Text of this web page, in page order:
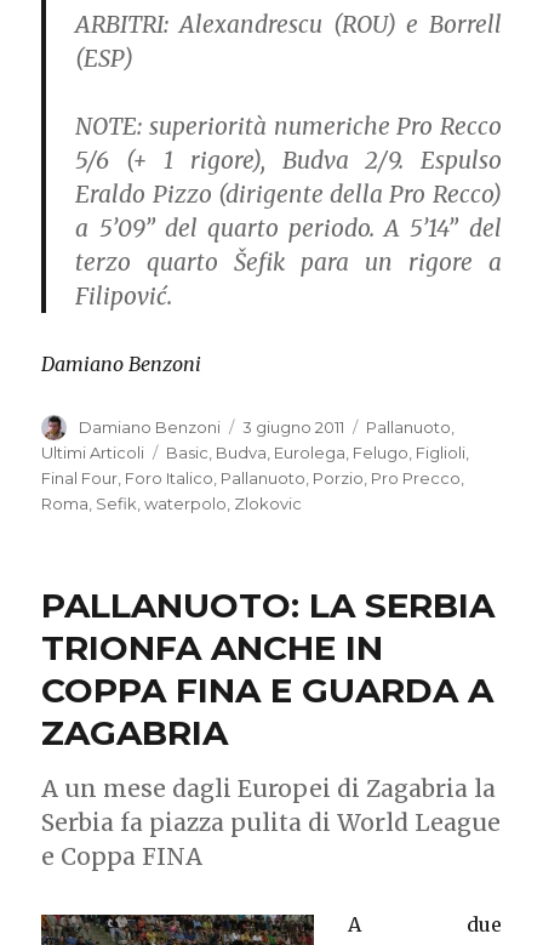
ARBITRI: Alexandrescu (ROU) e Borrell
(ESP)
NOTE: superiorità numeriche Pro Recco
5/6 (+ 1 rigore), Budva 2/9. Espulso
Eraldo Pizzo (dirigente della Pro Recco)
a 5’09” del quarto periodo. A 5’14” del
terzo quarto Šefik para un rigore a
Filipović.
Damiano Benzoni
Autore
Damiano Benzoni
Pubblicato
il
3 giugno 2011 Categorie
Pallanuoto
Ultimi Articoli
Tag
Basic Budva Eurolega Felugo Figlioli
Final Four Foro Italico Pallanuoto Porzio Pro Precco
Roma Sefik ,waterpolo Zlokovic
PALLANUOTO: LA SERBIA
TRIONFA ANCHE IN
COPPA FINA E GUARDA A
ZAGABRIA
A un mese dagli Europei di Zagabria la
Serbia fa piazza pulita di World League
e Coppa FINA
A due